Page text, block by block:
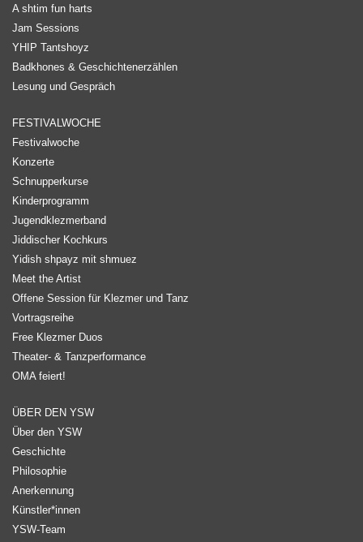
A shtim fun harts
Jam Sessions
YHIP Tantshoyz
Badkhones & Geschichtenerzählen
Lesung und Gespräch
FESTIVALWOCHE
Festivalwoche
Konzerte
Schnupperkurse
Kinderprogramm
Jugendklezmerband
Jiddischer Kochkurs
Yidish shpayz mit shmuez
Meet the Artist
Offene Session für Klezmer und Tanz
Vortragsreihe
Free Klezmer Duos
Theater- & Tanzperformance
OMA feiert!
ÜBER DEN YSW
Über den YSW
Geschichte
Philosophie
Anerkennung
Künstler*innen
YSW-Team